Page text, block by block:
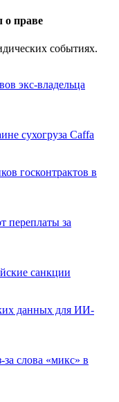
праве
событиях.
экс-владельца
сухогруза Caffa
госконтрактов в
переплаты за
санкции
данных для ИИ-
слова «микс» в